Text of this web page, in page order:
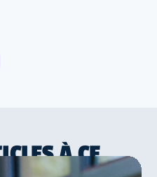
À CE